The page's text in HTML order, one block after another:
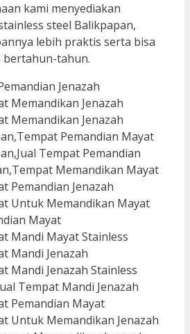
kami menyediakan
steel Balikpapan,
lebih praktis serta bisa
tahun.